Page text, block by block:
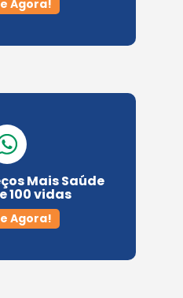
Agora!
Mais Saúde
100 vidas
Agora!